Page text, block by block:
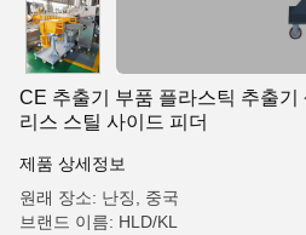
CE 추출기 부품 플라스틱 추출기
리스 스틸 사이드 피더
제품 상세정보
원래 장소: 난징, 중국
브랜드 이름: HLD/KL